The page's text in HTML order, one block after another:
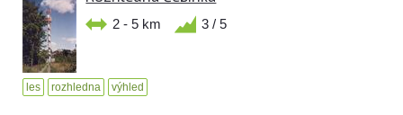
2 - 5 km 3 / 5
les rozhledna výhled